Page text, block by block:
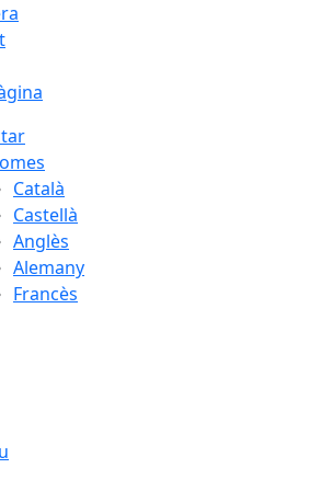
Català
Castellà
Anglès
Alemany
Francès